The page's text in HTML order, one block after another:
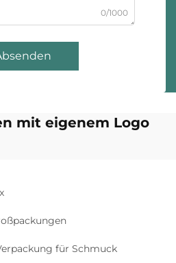
0/1000
mit eigenem Logo
für Schmuck